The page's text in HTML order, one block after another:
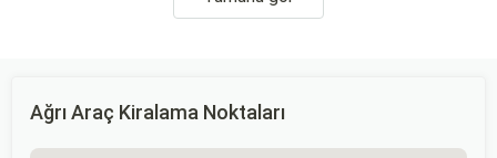
Ağrı Araç Kiralama Noktaları